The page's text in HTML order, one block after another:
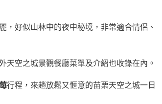
，好似山林中的夜中秘境，非常適合情侶、
天空之城景觀餐廳菜單及介紹也收錄在內。
行程，來趟放鬆又愜意的苗栗天空之城一日